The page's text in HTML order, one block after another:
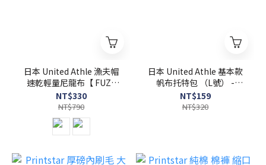
日本 United Athle 漁夫帽
速乾輕量尼龍布【 FUZY
】- UA9674
NT$330
NT$790
日本 United Athle 基本款
帆布托特包 （L號） -
UA1460
NT$159
NT$320